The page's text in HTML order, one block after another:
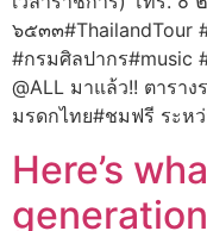
๖๕๓๓#ThailandTour
#กรมศิลปากร#music
@ALL มาแล้ว!! ตารา
มรดกไทย#ชมฟรี ระห
Here’s